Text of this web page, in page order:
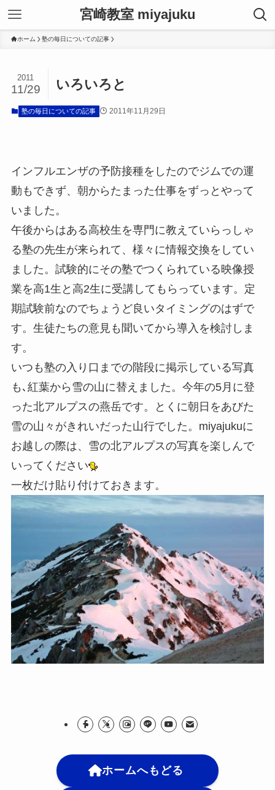
宮崎教室 miyajuku
ホーム 塾の毎日についての記事
いろいろと
2011
11/29
塾の毎日についての記事 2011年11月29日
インフルエンザの予防接種をしたのでジムでの運
動もできず、朝からたまった仕事をずっとやって
いました。
午後からはある高校生を専門に教えていらっしゃ
る塾の先生が来られて、様々に情報交換をしてい
ました。試験的にその塾でつくられている映像授
業を高1生と高2生に受講してもらっています。定
期試験前なのでちょうど良いタイミングのはずで
す。生徒たちの意見も聞いてから導入を検討しま
す。
いつも塾の入り口までの階段に掲示している写真
も､紅葉から雪の山に替えました。今年の5月に登
った北アルプスの燕岳です。とくに朝日をあびた
雪の山々がきれいだった山行でした。miyajukuに
お越しの際は、雪の北アルプスの写真を楽しんで
いってください
一枚だけ貼り付けておきます。
ホームへもどる